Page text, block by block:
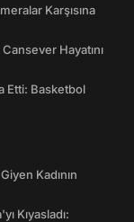
Karşısına
Hayatını
Etti: Basketbol
Kadının
Kıyasladı: